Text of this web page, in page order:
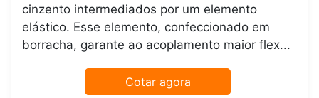
cinzento intermediados por um elemento
elástico. Esse elemento, confeccionado em
borracha, garante ao acoplamento maior flex...
Cotar agora